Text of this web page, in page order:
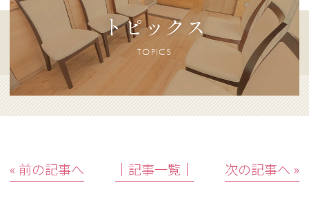
トピックス
TOPICS
« 前の記事へ │記事一覧│ 次の記事へ »